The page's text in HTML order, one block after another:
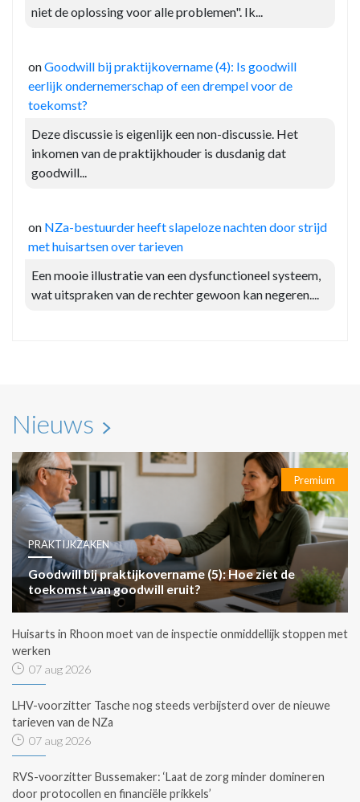
niet de oplossing voor alle problemen". Ik...
onGoodwill bij praktijkovername (4): Is goodwill
eerlijk ondernemerschap of een drempel voor de
toekomst?
Deze discussie is eigenlijk een non-discussie. Het
inkomen van de praktijkhouder is dusdanig dat
goodwill...
on NZa-bestuurder heeft slapeloze nachten door strijd
met huisartsen over tarieven
Een mooie illustratie van een dysfunctioneel systeem,
wat uitspraken van de rechter gewoon kan negeren....
Nieuws
Premium
PRAKTIJKZAKEN
Goodwill bij praktijkovername (5): Hoe ziet de
toekomst van goodwill eruit?
Huisarts in Rhoon moet van de inspectie onmiddellijk stoppen met
werken
07 aug 2026
LHV-voorzitter Tasche nog steeds verbijsterd over de nieuwe
tarieven van de NZa
07 aug 2026
RVS-voorzitter Bussemaker: ‘Laat de zorg minder domineren
door protocollen en financiële prikkels’